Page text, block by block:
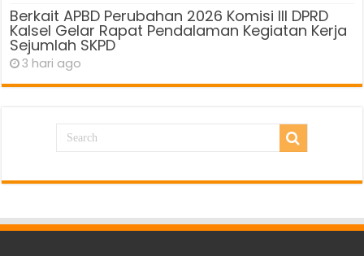
Berkait APBD Perubahan 2026 Komisi III DPRD
Kalsel Gelar Rapat Pendalaman Kegiatan Kerja
Sejumlah SKPD
3 hari ago